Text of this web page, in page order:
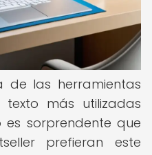
de las herramientas
más utilizadas
es sorprendente que
prefieran este